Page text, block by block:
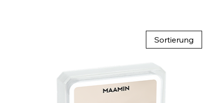
Sortierung